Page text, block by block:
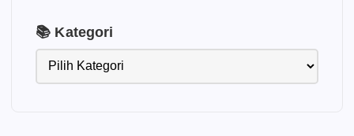
📚 Kategori